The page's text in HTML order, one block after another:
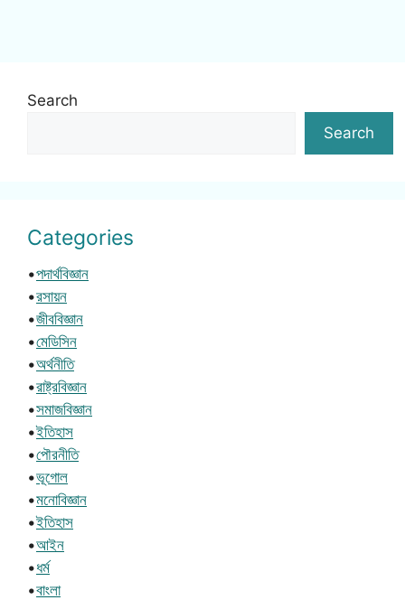
Search
Search
Categories
•পদার্থবিজ্ঞান
•রসায়ন
•জীববিজ্ঞান
•মেডিসিন
•অর্থনীতি
•রাষ্ট্রবিজ্ঞান
•সমাজবিজ্ঞান
•ইতিহাস
•পৌরনীতি
•ভূগোল
•মনোবিজ্ঞান
•ইতিহাস
•আইন
•ধর্ম
•বাংলা